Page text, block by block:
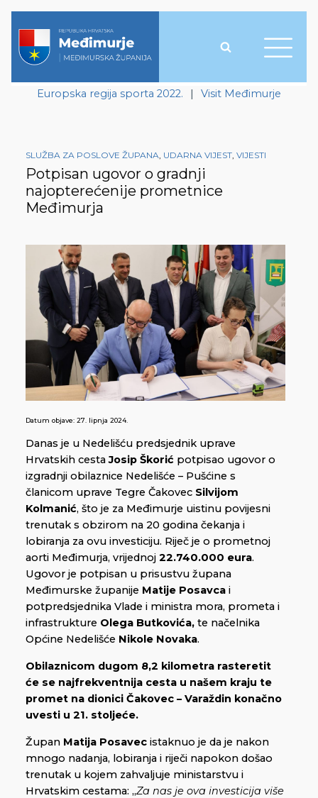
Europska regija sporta 2022. | Visit Međimurje
SLUŽBA ZA POSLOVE ŽUPANA, UDARNA VIJEST, VIJESTI
Potpisan ugovor o gradnji
najopterećenije prometnice
Međimurja
Datum objave: 27. lipnja 2024.
Danas je u Nedelišću predsjednik uprave
Hrvatskih cestaJosip Škorić potpisao ugovor o
izgradnji obilaznice Nedelišće – Pušćine s
članicom uprave Tegre Čakovec Silvijom
Kolmanić, što je za Međimurje uistinu povijesni
trenutak s obzirom na 20 godina čekanja i
lobiranja za ovu investiciju. Riječ je o prometnoj
aorti Međimurja, vrijednoj 22.740.000 eura.
Ugovor je potpisan u prisustvu župana
Međimurske županije Matije Posavca i
potpredsjednika Vlade i ministra mora, prometa i
infrastrukture Olega Butkovića, te načelnika
Općine Nedelišće Nikole Novaka.
Obilaznicom dugom 8,2 kilometra rasteretit
će se najfrekventnija cesta u našem kraju te
promet na dionici Čakovec – Varaždin konačno
uvesti u 21. stoljeće.
Župan Matija Posavec istaknuo je da je nakon
mnogo nadanja, lobiranja i riječi napokon došao
trenutak u kojem zahvaljuje ministarstvu i
Hrvatskim cestama: „Za nas je ova investicija više